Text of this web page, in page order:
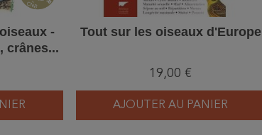
-
crânes...
Tout sur les oiseaux d'Europe
19,00 €
AJOUTER AU PANIER